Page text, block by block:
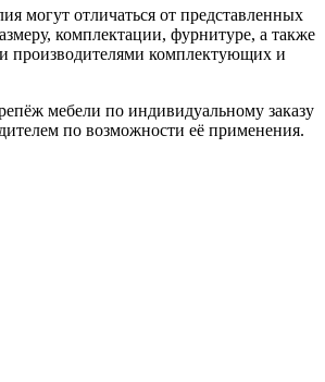
могут отличаться от представленных
комплектации, фурнитуре, а также
производителями комплектующих и
мебели по индивидуальному заказу
по возможности её применения.